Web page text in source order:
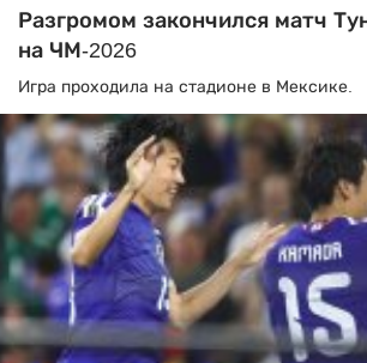
Разгромом закончился матч
на ЧМ-2026
Игра проходила на стадионе в Мексике.